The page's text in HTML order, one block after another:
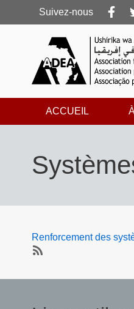
Follow
us
Suivez-nous
ACCUEIL
Renforcement des
à